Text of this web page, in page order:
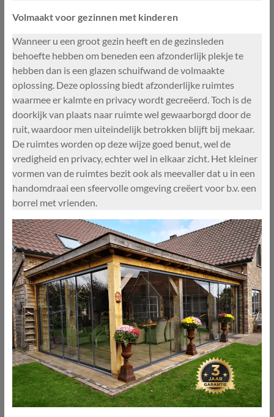
Volmaakt voor gezinnen met kinderen
Wanneer u een groot gezin heeft en de gezinsleden
behoefte hebben om beneden een afzonderlijk plekje te
hebben dan is een glazen schuifwand de volmaakte
oplossing. Deze oplossing biedt afzonderlijke ruimtes
waarmee er kalmte en privacy wordt gecreëerd. Toch is de
doorkijk van plaats naar ruimte wel gewaarborgd door de
ruit, waardoor men uiteindelijk betrokken blijft bij mekaar.
De ruimtes worden op deze wijze goed benut, wel de
vredigheid en privacy, echter wel in elkaar zicht. Het kleiner
vormen van de ruimtes bezit ook als meevaller dat u in een
handomdraai een sfeervolle omgeving creëert voor b.v. een
borrel met vrienden.